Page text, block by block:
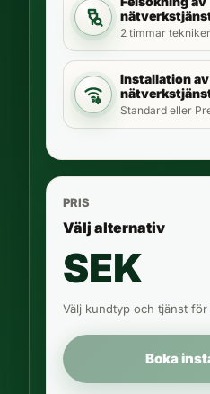
2 timmar tekniker
Installation av
Standard eller
PRIS
Välj alternativ
SEK
Välj kundtyp och tjänst
Boka